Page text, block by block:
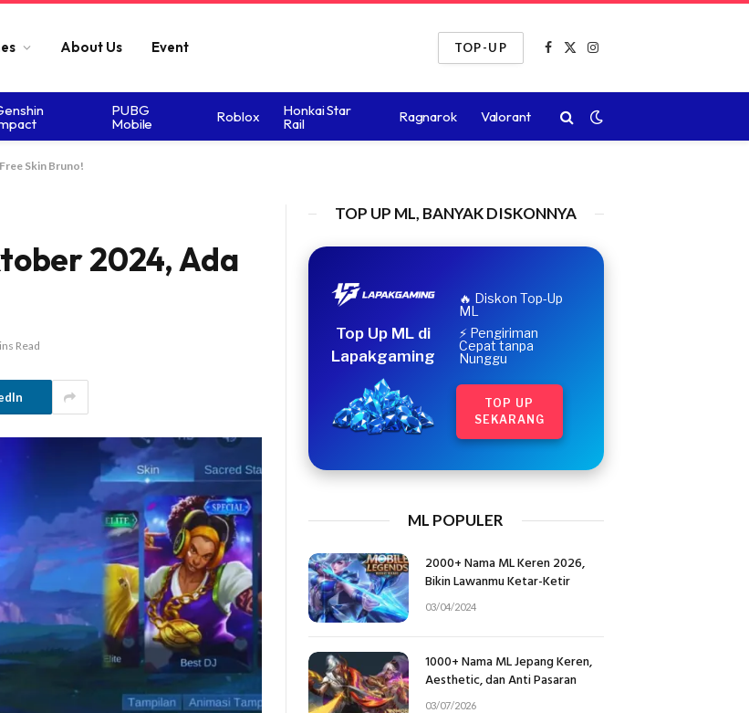
About Us Event TOP-UP
Facebook
X
Instagram
PUBG
Mobile Roblox Honkai Star
Rail Ragnarok Valorant
Skin Bruno!
2024, Ada
Read
TOP UP ML, BANYAK DISKONNYA
Top Up ML di
Lapakgaming
🔥 Diskon Top-Up
ML
⚡ Pengiriman
Cepat tanpa
Nunggu
TOP UP
SEKARANG
ML POPULER
2000+ Nama ML Keren 2026,
Bikin Lawanmu Ketar-Ketir
03/04/2024
1000+ Nama ML Jepang Keren,
Aesthetic, dan Anti Pasaran
03/07/2026